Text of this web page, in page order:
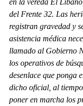
en la vereda El
del Frente 32. Las
registran gravedad y
asistencia médica
llamado al Gobierno
los operativos de
desenlace que ponga
dicho oficial, al
poner en marcha los